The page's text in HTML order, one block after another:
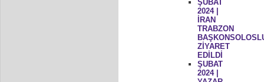
ŞUBAT
2024 |
İRAN
TRABZON
ZİYARET
EDİLDİ
ŞUBAT
2024 |